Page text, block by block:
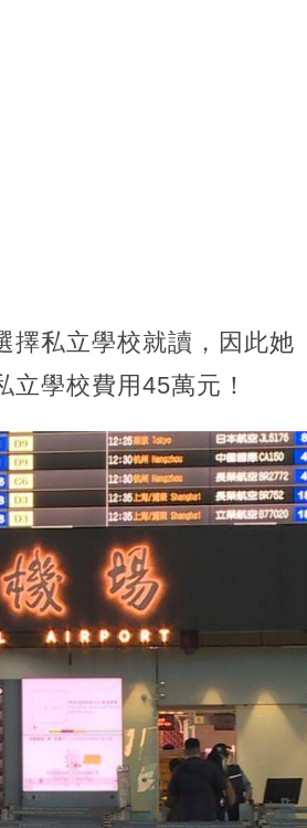
擇私立學校就讀，因此她
學校費用45萬元！